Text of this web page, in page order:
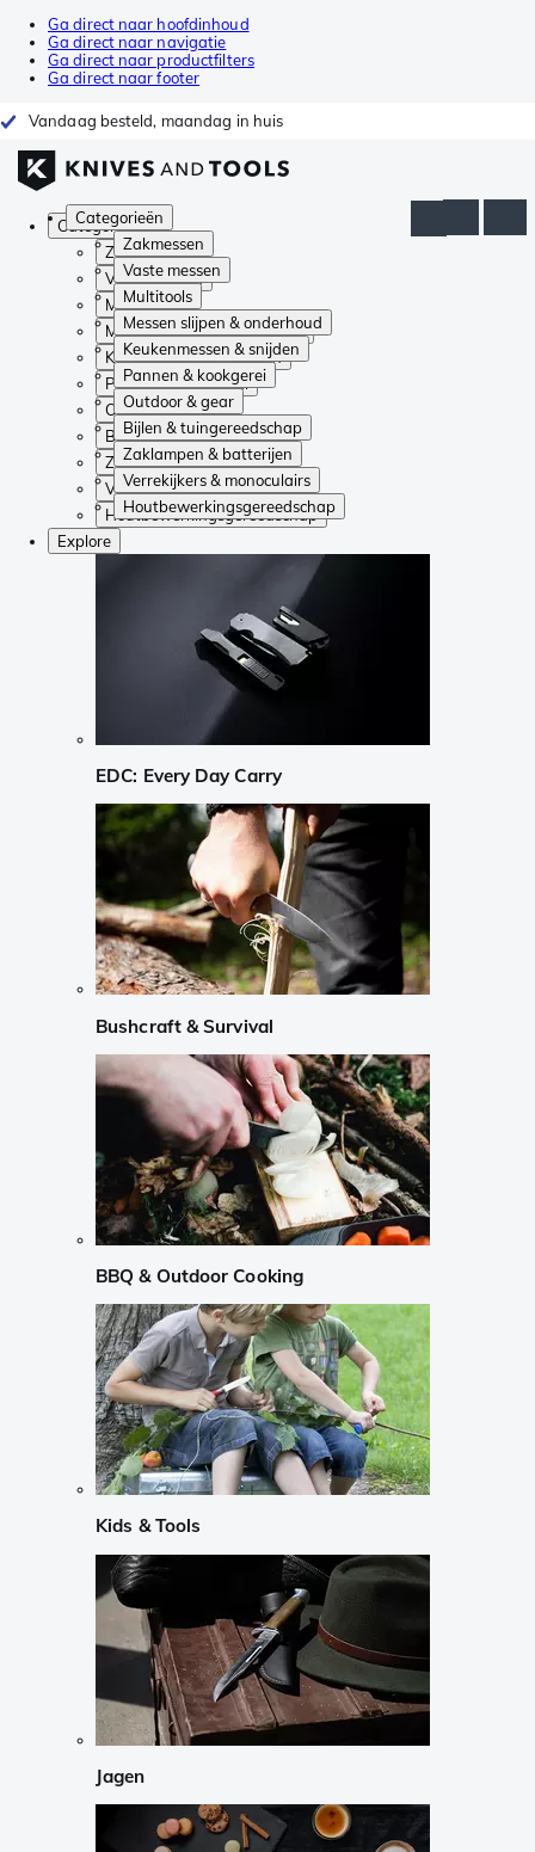
Ga direct naar hoofdinhoud
Ga direct naar navigatie
Ga direct naar productfilters
Ga direct naar footer
Vandaag besteld, maandag in huis
Categorieën
Zakmessen
Vaste messen
Multitools
Messen slijpen & onderhoud
Keukenmessen & snijden
Pannen & kookgerei
Outdoor & gear
Bijlen & tuingereedschap
Zaklampen & batterijen
Verrekijkers & monoculairs
Houtbewerkingsgereedschap
Categorieën
Zakmessen
Vaste messen
Multitools
Messen slijpen & onderhoud
Keukenmessen & snijden
Pannen & kookgerei
Outdoor & gear
Bijlen & tuingereedschap
Zaklampen & batterijen
Verrekijkers & monoculairs
Houtbewerkingsgereedschap
Explore
EDC: Every Day Carry
Bushcraft & Survival
BBQ & Outdoor Cooking
Kids & Tools
Jagen